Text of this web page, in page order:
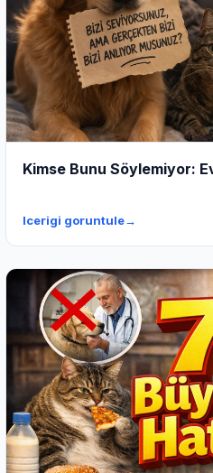
Kimse Bunu Söylemiyor:
Icerigi goruntule→